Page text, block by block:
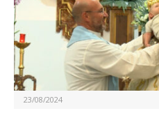
23/08/2024